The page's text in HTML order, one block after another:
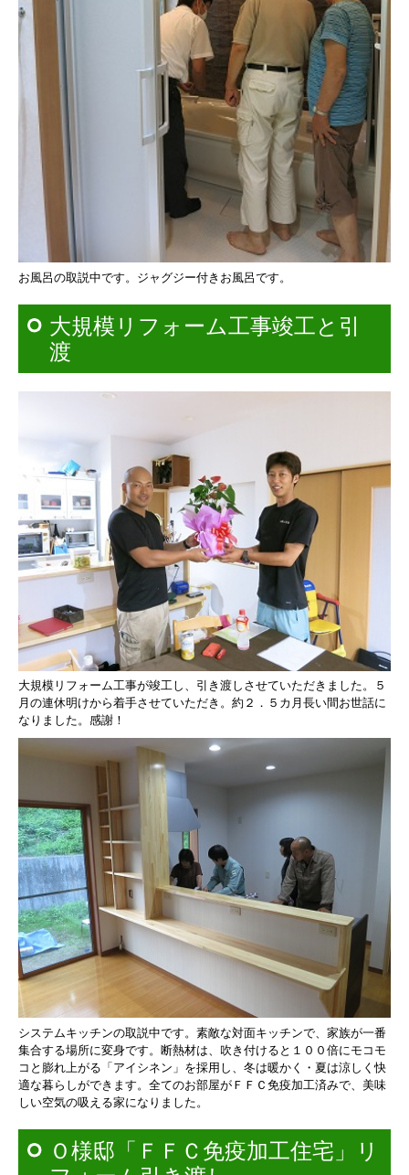
お風呂の取説中です。 ジャグジー付きお風呂です。
大規模リフォーム工事竣工と引
渡
大規模リフォーム工事が竣工し、引き渡しさせていただきました。
５
月の連休明けから着手させていただき。 約２．５カ月長い間お世話に
なりました。 感謝！
システムキッチンの取説中です。 素敵な対面キッチンで、家族が一番
集合する場所に変身です。 断熱材は、吹き付けると１００倍にモコモ
コと 膨れ上がる「アイシネン」を採用し、 冬は暖かく・夏は涼しく快
適な暮らしができます。 全てのお部屋がＦＦＣ免疫加工済みで、 美味
しい空気の吸える家になりました。
Ｏ様邸「ＦＦＣ免疫加工住宅」リ